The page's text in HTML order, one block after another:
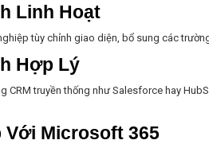
Linh Hoạt
tùy chỉnh giao diện, bổ sung các
Hợp Lý
CRM truyền thống như Salesforce hay
Với Microsoft 365